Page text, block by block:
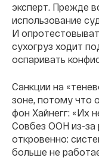
эксперт. Прежде
использование
И
сухогруз ходит
оспаривать
Санкции на
зоне, потому что
фон Хайнегг: «Их
Совбез ООН из-за
откровенно:
больше не